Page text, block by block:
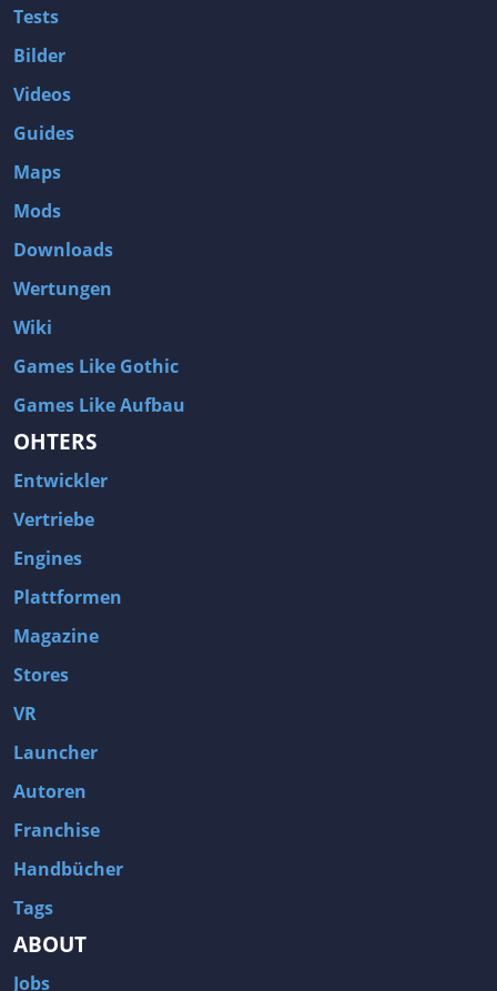
Tests
Bilder
Videos
Guides
Maps
Mods
Downloads
Wertungen
Wiki
Games Like Gothic
Games Like Aufbau
OHTERS
Entwickler
Vertriebe
Engines
Plattformen
Magazine
Stores
VR
Launcher
Autoren
Franchise
Handbücher
Tags
ABOUT
Jobs